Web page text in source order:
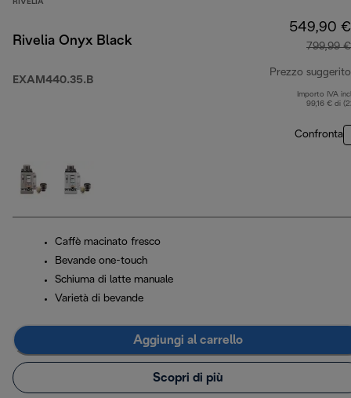
RIVELIA
Rivelia Onyx Black
EXAM440.35.B
549,90 €
799,99 €
Prezzo suggerito
Importo IVA
99,16 € di
Confronta
Caffè macinato fresco
Bevande one-touch
Schiuma di latte manuale
Varietà di bevande
Aggiungi al carrello
Scopri di più